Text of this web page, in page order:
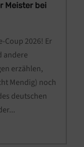
Meister bei
Coup 2026! Er
andere
erzählen,
Mendig) noch
deutschen